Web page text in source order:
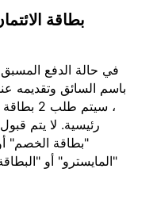
بطاقة
في حالة الدفع
باسم السائق وتقديمه
، سيتم
رئيسية. لا يتم
"بطاقة الخصم"
"المايسترو" أو